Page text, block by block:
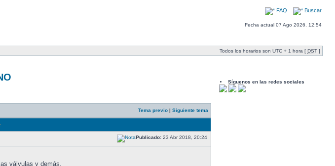
FAQ Buscar
Fecha actual 07 Ago 2026, 12:54
Todos los horarios son UTC + 1 hora [ DST ]
Tema previo | Siguiente tema
Publicado: 23 Abr 2018, 20:24
válvulas y demás.
Síguenos en las redes sociales